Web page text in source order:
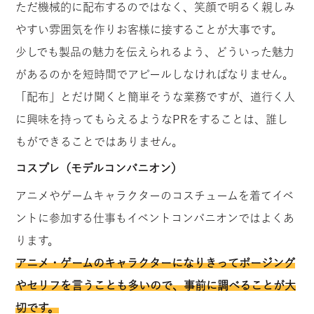
ただ機械的に配布するのではなく、笑顔で明るく親しみ
やすい雰囲気を作りお客様に接することが大事です。
少しでも製品の魅力を伝えられるよう、どういった魅力
があるのかを短時間でアピールしなければなりません。
「配布」とだけ聞くと簡単そうな業務ですが、道行く人
に興味を持ってもらえるようなPRをすることは、誰し
もができることではありません。
コスプレ（モデルコンパニオン）
アニメやゲームキャラクターのコスチュームを着てイベ
ントに参加する仕事もイベントコンパニオンではよくあ
ります。
アニメ・ゲームのキャラクターになりきってポージング
やセリフを言うことも多いので、事前に調べることが大
切です。